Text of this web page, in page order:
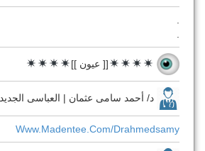
[[ عيون ]]
د/ أحمد سامى عثمان | العباسى الجديد
Www.madentee.com/drahmedsamy